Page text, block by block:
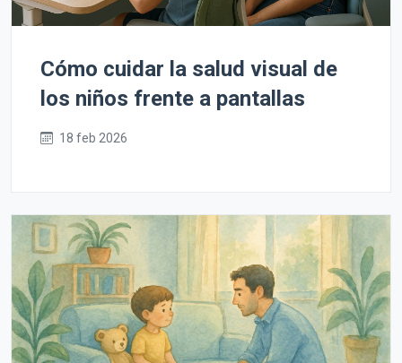
Cómo cuidar la salud visual de
los niños frente a pantallas
18 feb 2026